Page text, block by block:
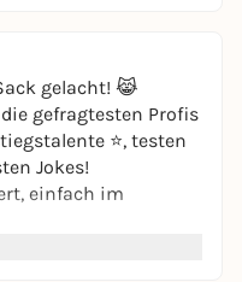
gelacht! 😹
gefragtesten Profis
⭐️, testen
Jokes!
einfach im
wegen der